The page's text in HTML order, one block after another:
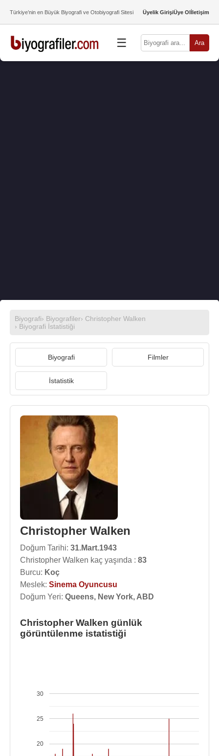
Türkiye’nin en Büyük Biyografi ve Otobiyografi Sitesi Üyelik GirişiÜye Olİletişim
☰ Ara
Biyografi› Biyografiler› Christopher Walken
› Biyografi İstatistiği
Biyografi Filmler
İstatistik
Christopher Walken
Doğum Tarihi: 31.Mart.1943
Christopher Walken kaç yaşında : 83
Burcu: Koç
Meslek: Sinema Oyuncusu
Doğum Yeri: Queens, New York, ABD
Christopher Walken günlük
görüntülenme istatistiği
20
25
30